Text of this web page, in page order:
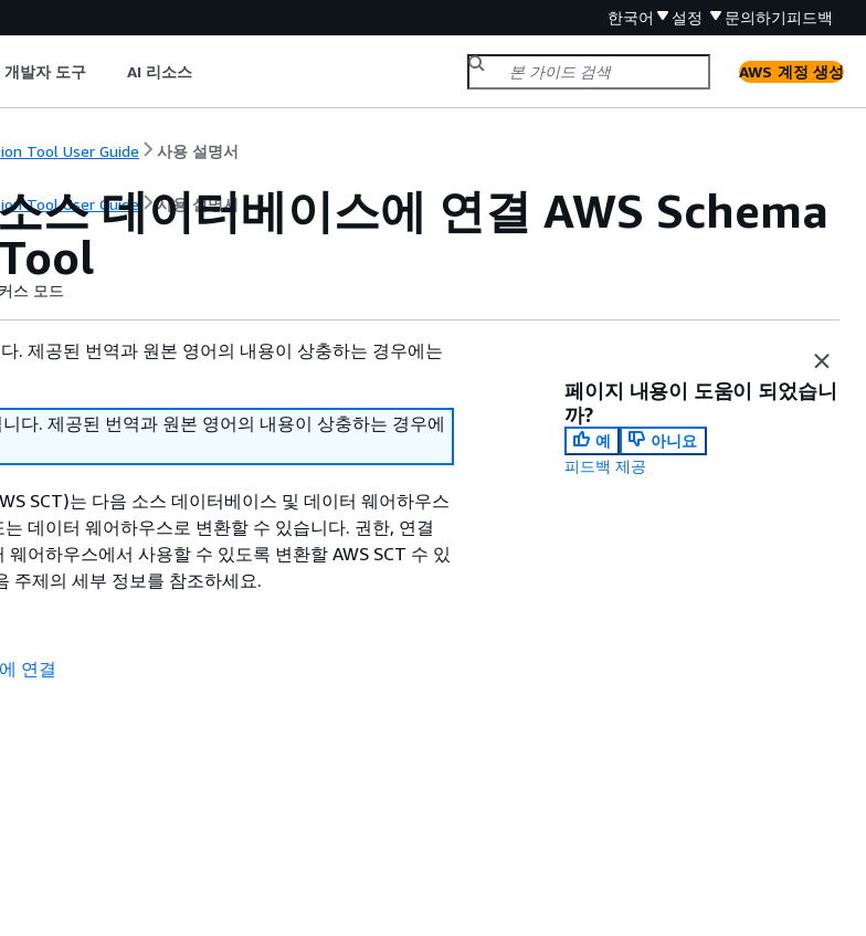
한국어 설정 문의하기피드백
개발자 도구 AI 리소스 AWS 계정 생성
Tool User Guide 사용 설명서
Tool User Guide 사용 설명서
스 데이터베이스에 연결 AWS Schema
스 모드
. 제공된 번역과 원본 영어의 내용이 상충하는 경우에는
다. 제공된 번역과 원본 영어의 내용이 상충하는 경우에
SCT)는 다음 소스 데이터베이스 및 데이터 웨어하우스
데이터 웨어하우스로 변환할 수 있습니다. 권한, 연결
어하우스에서 사용할 수 있도록 변환할 AWS SCT 수 있
주제의 세부 정보를 참조하세요.
연결
페이지 내용이 도움이 되었습니
까?
예
아니요
피드백 제공